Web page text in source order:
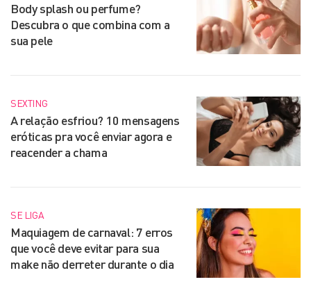
Body splash ou perfume?
Descubra o que combina com a
sua pele
SEXTING
A relação esfriou? 10 mensagens
eróticas pra você enviar agora e
reacender a chama
SE LIGA
Maquiagem de carnaval: 7 erros
que você deve evitar para sua
make não derreter durante o dia